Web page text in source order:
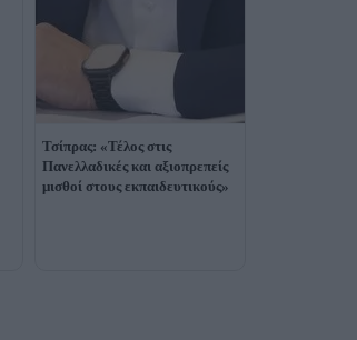
Τσίπρας: «Τέλος στις
Πανελλαδικές και αξιοπρεπείς
μισθοί στους εκπαιδευτικούς»